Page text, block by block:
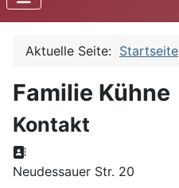
Aktuelle Seite: Startseite
Familie Kühne
Kontakt
Adresse:
Neudessauer Str. 20